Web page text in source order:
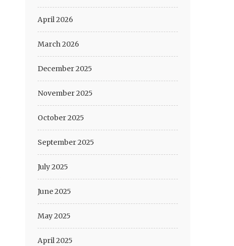
April 2026
March 2026
December 2025
November 2025
October 2025
September 2025
July 2025
June 2025
May 2025
April 2025